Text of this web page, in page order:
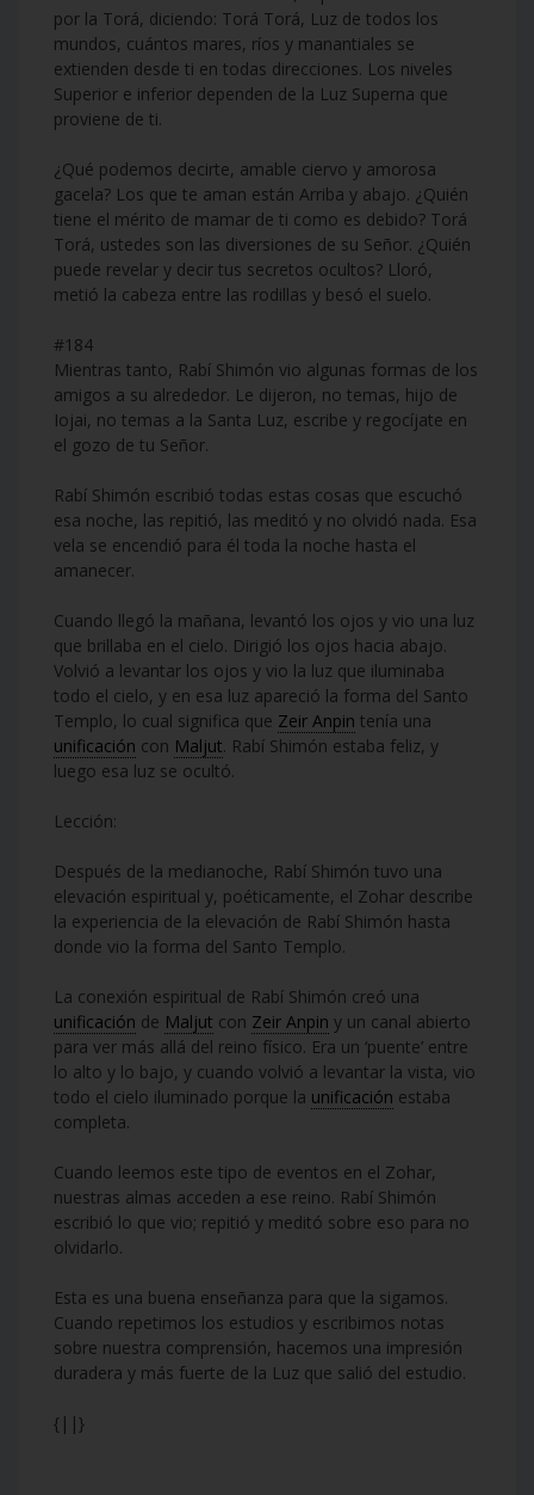
por la Torá, diciendo: Torá Torá, Luz de todos los
mundos, cuántos mares, ríos y manantiales se
extienden desde ti en todas direcciones. Los niveles
Superior e inferior dependen de la Luz Superna que
proviene de ti.
¿Qué podemos decirte, amable ciervo y amorosa
gacela? Los que te aman están Arriba y abajo. ¿Quién
tiene el mérito de mamar de ti como es debido? Torá
Torá, ustedes son las diversiones de su Señor. ¿Quién
puede revelar y decir tus secretos ocultos? Lloró,
metió la cabeza entre las rodillas y besó el suelo.
#184
Mientras tanto, Rabí Shimón vio algunas formas de los
amigos a su alrededor. Le dijeron, no temas, hijo de
Iojai, no temas a la Santa Luz, escribe y regocíjate en
el gozo de tu Señor.
Rabí Shimón escribió todas estas cosas que escuchó
esa noche, las repitió, las meditó y no olvidó nada. Esa
vela se encendió para él toda la noche hasta el
amanecer.
Cuando llegó la mañana, levantó los ojos y vio una luz
que brillaba en el cielo. Dirigió los ojos hacia abajo.
Volvió a levantar los ojos y vio la luz que iluminaba
todo el cielo, y en esa luz apareció la forma del Santo
Templo, lo cual significa que Zeir Anpin tenía una
unificación con Maljut. Rabí Shimón estaba feliz, y
luego esa luz se ocultó.
Lección:
Después de la medianoche, Rabí Shimón tuvo una
elevación espiritual y, poéticamente, el Zohar describe
la experiencia de la elevación de Rabí Shimón hasta
donde vio la forma del Santo Templo.
La conexión espiritual de Rabí Shimón creó una
unificación de Maljut con Zeir Anpin y un canal abierto
para ver más allá del reino físico. Era un ‘puente’ entre
lo alto y lo bajo, y cuando volvió a levantar la vista, vio
todo el cielo iluminado porque la unificación estaba
completa.
Cuando leemos este tipo de eventos en el Zohar,
nuestras almas acceden a ese reino. Rabí Shimón
escribió lo que vio; repitió y meditó sobre eso para no
olvidarlo.
Esta es una buena enseñanza para que la sigamos.
Cuando repetimos los estudios y escribimos notas
sobre nuestra comprensión, hacemos una impresión
duradera y más fuerte de la Luz que salió del estudio.
{||}